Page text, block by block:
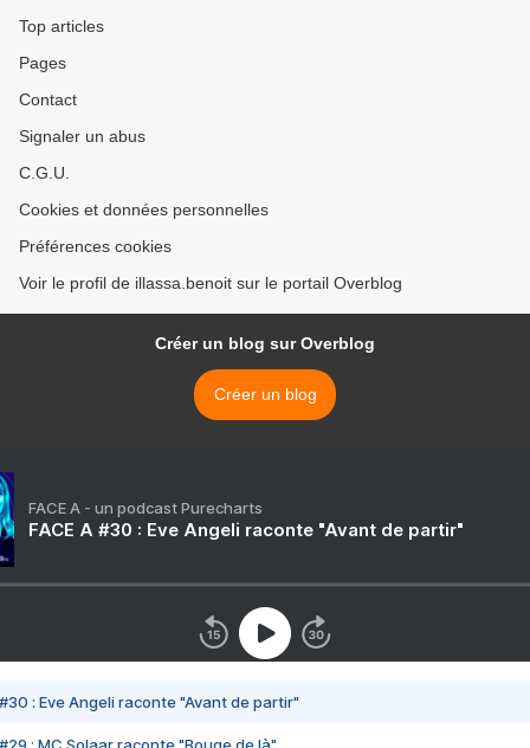
Top articles
Pages
Contact
Signaler un abus
C.G.U.
Cookies et données personnelles
Préférences cookies
Voir le profil de illassa.benoit sur le portail Overblog
Créer un blog sur Overblog
Créer un blog
FACE A - un podcast Purecharts
FACE A #30 : Eve Angeli raconte "Avant de partir"
#30 : Eve Angeli raconte "Avant de partir"